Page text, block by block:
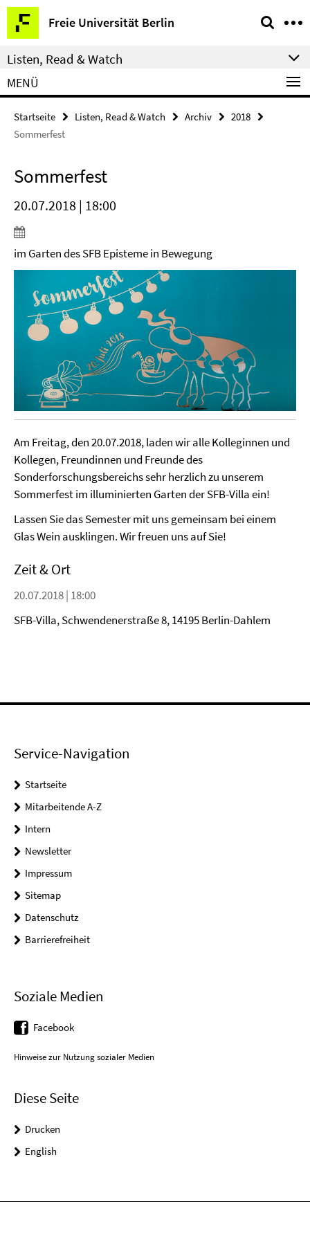
Springe
direkt
zu
Inhalt
Freie Universität Berlin
Service-
Navigation
Listen, Read & Watch
MENÜ
Startseite Listen, Read & Watch Archiv
2018
Sommerfest
Sommerfest
20.07.2018 | 18:00
im Garten des SFB Episteme in Bewegung
Am Freitag, den 20.07.2018, laden wir alle Kolleginnen und
Kollegen, Freundinnen und Freunde des
Sonderforschungsbereichs sehr herzlich zu unserem
Sommerfest im illuminierten Garten der SFB-Villa ein!
Lassen Sie das Semester mit uns gemeinsam bei einem
Glas Wein ausklingen. Wir freuen uns auf Sie!
Zeit & Ort
20.07.2018 | 18:00
SFB-Villa, Schwendenerstraße 8, 14195 Berlin-Dahlem
Service-Navigation
Startseite
Mitarbeitende A-Z
Intern
Newsletter
Impressum
Sitemap
Datenschutz
Barrierefreiheit
Soziale Medien
Facebook
Hinweise zur Nutzung sozialer Medien
Diese Seite
Drucken
English